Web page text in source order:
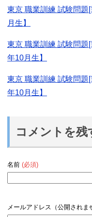
東京 職業訓練 試験問題
月生】
東京 職業訓練 試験問題
年10月生】
東京 職業訓練 試験問題
年10月生】
コメントを残
名前 (必須)
メールアドレス（公開されま